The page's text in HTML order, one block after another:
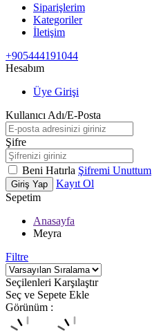
Siparişlerim
Kategoriler
İletişim
+905444191044
Hesabım
Üye Girişi
Kullanıcı Adı/E-Posta
Şifre
Beni Hatırla Şifremi Unuttum
Giriş Yap
Kayıt Ol
Sepetim
Anasayfa
Meyra
Filtre
Seçilenleri Karşılaştır
Seç ve Sepete Ekle
Görünüm :